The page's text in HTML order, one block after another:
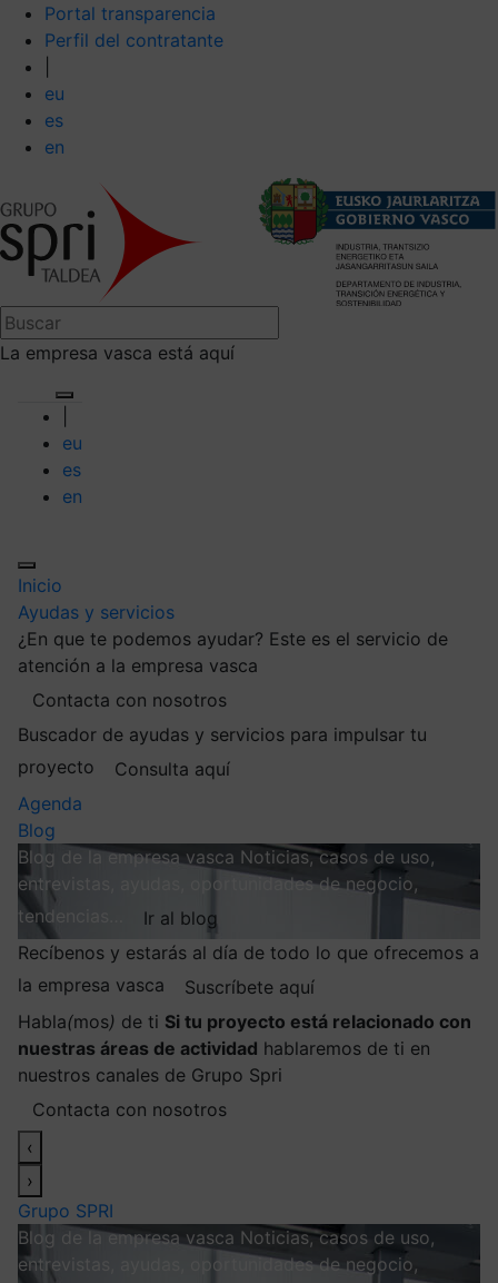
Portal transparencia
Perfil del contratante
eu
es
en
La empresa vasca está aquí
eu
es
en
Inicio
Ayudas y servicios
¿En que te podemos ayudar? Este es el servicio de
atención a la empresa vasca
Contacta con nosotros
Buscador de ayudas y servicios para impulsar tu
proyecto
Consulta aquí
Agenda
Blog
Blog de la empresa vasca Noticias, casos de uso,
entrevistas, ayudas, oportunidades de negocio,
tendencias…
Ir al blog
Recíbenos y estarás al día de todo lo que ofrecemos a
la empresa vasca
Suscríbete aquí
Habla(mos) de ti Si tu proyecto está relacionado con
nuestras áreas de actividad hablaremos de ti en
nuestros canales de Grupo Spri
Contacta con nosotros
‹
›
Grupo SPRI
Blog de la empresa vasca Noticias, casos de uso,
entrevistas, ayudas, oportunidades de negocio,